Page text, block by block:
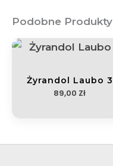
Podobne Produkty
Żyrandol Laubo 3
89,00 Zł